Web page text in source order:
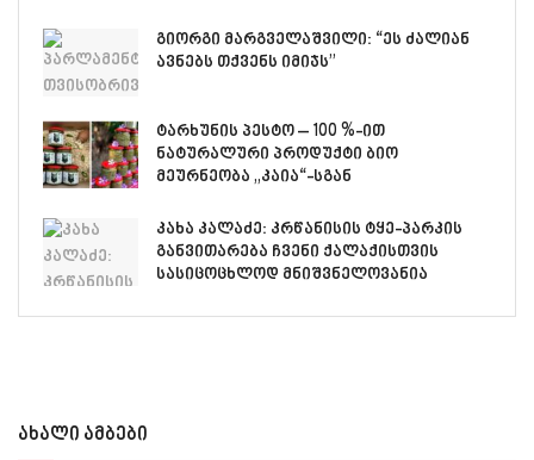
გიორგი მარგველაშვილი: “ეს ძალიან
ავნებს თქვენს იმიჯს”
ტარხუნის პესტო – 100 %-ით
ნატურალური პროდუქტი ბიო
მეურნეობა „კაია“-სგან
კახა კალაძე: კრწანისის ტყე-პარკის
განვითარება ჩვენი ქალაქისთვის
სასიცოცხლოდ მნიშვნელოვანია
ახალი ამბები